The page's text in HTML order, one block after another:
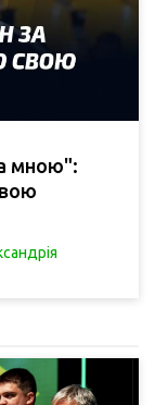
мною":